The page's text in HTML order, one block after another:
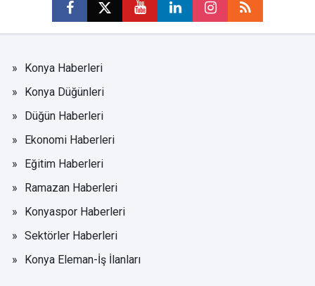
Konya Haberleri
Konya Düğünleri
Düğün Haberleri
Ekonomi Haberleri
Eğitim Haberleri
Ramazan Haberleri
Konyaspor Haberleri
Sektörler Haberleri
Konya Eleman-İş İlanları